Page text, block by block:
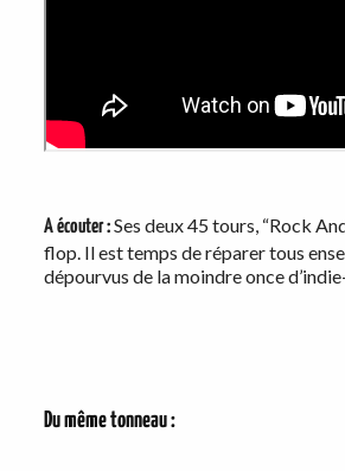
A écouter :Ses deux 45 tours, “Rock
flop. Il est temps de réparer tous
dépourvus de la moindre once
Du même tonneau :